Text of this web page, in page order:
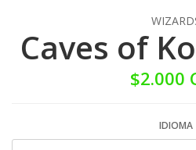
Caves of
$2.000
IDIOMA